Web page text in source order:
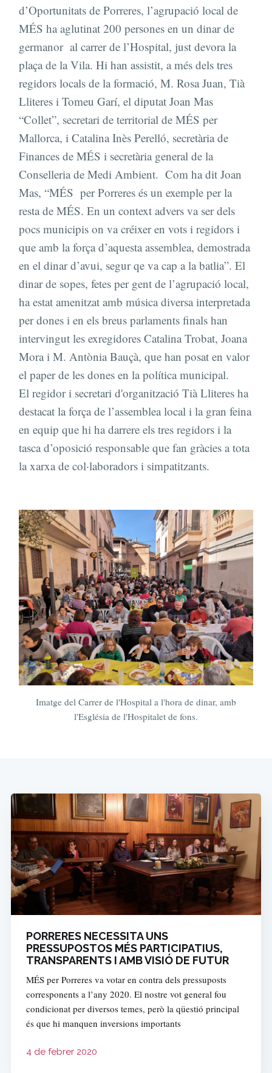
d’Oportunitats de Porreres, l’agrupació local de
MÉS ha aglutinat 200 persones en un dinar de
germanor al carrer de l’Hospital, just devora la
plaça de la Vila. Hi han assistit, a més dels tres
regidors locals de la formació, M. Rosa Juan, Tià
Lliteres i Tomeu Garí, el diputat Joan Mas
“Collet”, secretari de territorial de MÉS per
Mallorca, i Catalina Inès Perelló, secretària de
Finances de MÉS i secretària general de la
Conselleria de Medi Ambient. Com ha dit Joan
Mas, “MÉS per Porreres és un exemple per la
resta de MÉS. En un context advers va ser dels
pocs municipis on va créixer en vots i regidors i
que amb la força d’aquesta assemblea, demostrada
en el dinar d’avui, segur qe va cap a la batlia”. El
dinar de sopes, fetes per gent de l’agrupació local,
ha estat amenitzat amb música diversa interpretada
per dones i en els breus parlaments finals han
intervingut les exregidores Catalina Trobat, Joana
Mora i M. Antònia Bauçà, que han posat en valor
el paper de les dones en la política municipal.
El regidor i secretari d'organització Tià Lliteres ha
destacat la força de l’assemblea local i la gran feina
en equip que hi ha darrere els tres regidors i la
tasca d’oposició responsable que fan gràcies a tota
la xarxa de col·laboradors i simpatitzants.
Imatge del Carrer de l'Hospital a l'hora de dinar, amb
l'Església de l'Hospitalet de fons.
PORRERES NECESSITA UNS
PRESSUPOSTOS MÉS PARTICIPATIUS,
TRANSPARENTS I AMB VISIÓ DE FUTUR
MÉS per Porreres va votar en contra dels pressuposts
corresponents a l’any 2020. El nostre vot general fou
condicionat per diversos temes, però la qüestió principal
és que hi manquen inversions importants
4 de febrer 2020